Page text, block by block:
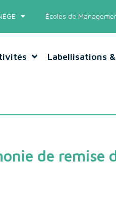
Écoles de
Labellisations
de remise